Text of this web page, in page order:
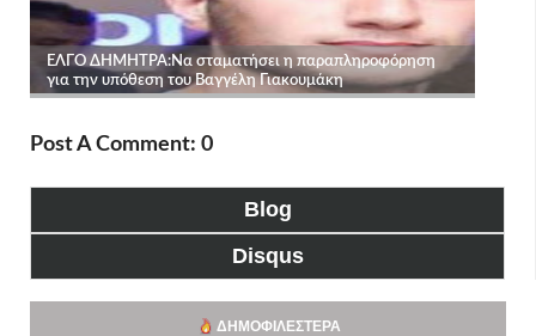
Post A Comment: 0
Blog
Disqus
ΔΗΜΟΦΙΛΈΣΤΕΡΑ